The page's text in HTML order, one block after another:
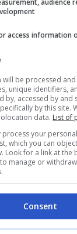
access information
will be processed
unique identifiers,
by, accessed by and
by this site.
data. List of
process your
which you can
Look for a link at the
manage or
Consent